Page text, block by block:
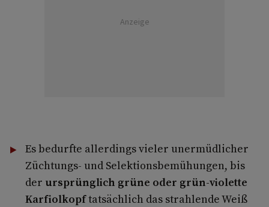
Anzeige
Es bedurfte allerdings vieler unermüdlicher
Züchtungs- und Selektionsbemühungen, bis
der ursprünglich grüne oder grün-violette
Karfiolkopftatsächlich das strahlende Weiß